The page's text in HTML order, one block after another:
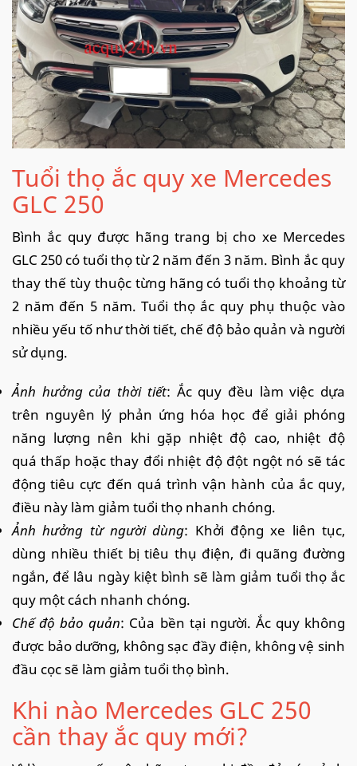
Tuổi thọ ắc quy xe Mercedes
GLC 250
Bình ắc quy được hãng trang bị cho xe Mercedes
GLC 250 có tuổi thọ từ 2 năm đến 3 năm. Bình ắc quy
thay thế tùy thuộc từng hãng có tuổi thọ khoảng từ
2 năm đến 5 năm. Tuổi thọ ắc quy phụ thuộc vào
nhiều yếu tố như thời tiết, chế độ bảo quản và người
sử dụng.
Ảnh hưởng của thời tiết: Ắc quy đều làm việc dựa
trên nguyên lý phản ứng hóa học để giải phóng
năng lượng nên khi gặp nhiệt độ cao, nhiệt độ
quá thấp hoặc thay đổi nhiệt độ đột ngột nó sẽ tác
động tiêu cực đến quá trình vận hành của ắc quy,
điều này làm giảm tuổi thọ nhanh chóng.
Ảnh hưởng từ người dùng: Khởi động xe liên tục,
dùng nhiều thiết bị tiêu thụ điện, đi quãng đường
ngắn, để lâu ngày kiệt bình sẽ làm giảm tuổi thọ ắc
quy một cách nhanh chóng.
Chế độ bảo quản: Của bền tại người. Ắc quy không
được bảo dưỡng, không sạc đầy điện, không vệ sinh
đầu cọc sẽ làm giảm tuổi thọ bình.
Khi nào Mercedes GLC 250
cần thay ắc quy mới?